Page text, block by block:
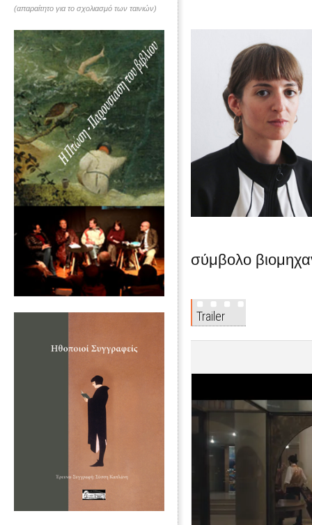
(απαραίτητο για το σχολιασμό των ταινιών)
σύμβολο
Trailer